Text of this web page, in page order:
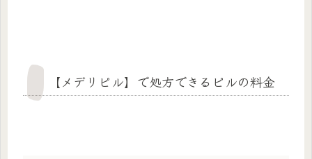
【メデリピル】で処方できるピルの料金